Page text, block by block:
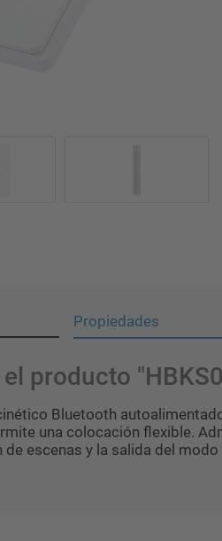
Propiedades
producto
Bluetooth
una colocación flexible.
de escenas y la salida del